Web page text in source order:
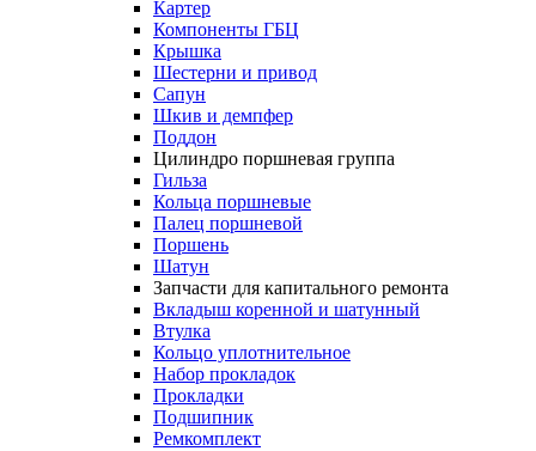
Картер
Компоненты ГБЦ
Крышка
Шестерни и привод
Сапун
Шкив и демпфер
Поддон
Цилиндро поршневая группа
Гильза
Кольца поршневые
Палец поршневой
Поршень
Шатун
Запчасти для капитального ремонта
Вкладыш коренной и шатунный
Втулка
Кольцо уплотнительное
Набор прокладок
Прокладки
Подшипник
Ремкомплект